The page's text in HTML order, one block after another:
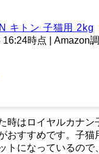
キトン 子猫用 2kg
16:24時点 | Amazon調
時はロイヤルカナン
おすすめです。子猫
トになっているので